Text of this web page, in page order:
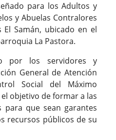
para los Adultos y
y Abuelas Contralores
Samán, ubicado en el
La Pastora.
por los servidores y
General de Atención
Social del Máximo
objetivo de formar a las
para que sean garantes
recursos públicos de su